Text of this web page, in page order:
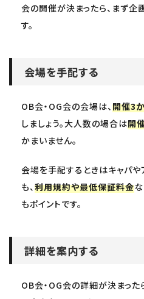
会の開催が決まったら、まず企
す。
会場を手配する
OB会・OG会の会場は、開催3
しましょう。大人数の場合は開
かまいません。
会場を手配するときはキャパ
も、利用規約や最低保証料金
もポイントです。
詳細を案内する
OB会・OG会の詳細が決まっ